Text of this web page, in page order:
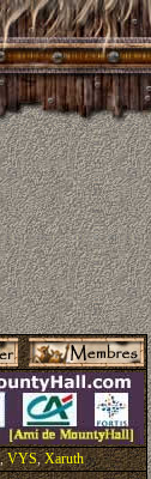
,VYS,Xaruth